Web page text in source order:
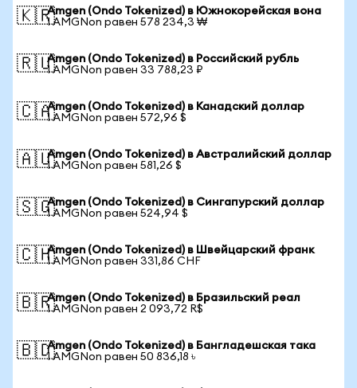
🇰🇷Amgen (Ondo Tokenized) в Южнокорейская вона
1 AMGNon равен 578 234,3 ₩
🇷🇺Amgen (Ondo Tokenized) в Российский рубль
1 AMGNon равен 33 788,23 ₽
🇨🇦Amgen (Ondo Tokenized) в Канадский доллар
1 AMGNon равен 572,96 $
🇦🇺Amgen (Ondo Tokenized) в Австралийский доллар
1 AMGNon равен 581,26 $
🇸🇬Amgen (Ondo Tokenized) в Сингапурский доллар
1 AMGNon равен 524,94 $
🇨🇭Amgen (Ondo Tokenized) в Швейцарский франк
1 AMGNon равен 331,86 CHF
🇧🇷Amgen (Ondo Tokenized) в Бразильский реал
1 AMGNon равен 2 093,72 R$
🇧🇩Amgen (Ondo Tokenized) в Бангладешская така
1 AMGNon равен 50 836,18 ৳